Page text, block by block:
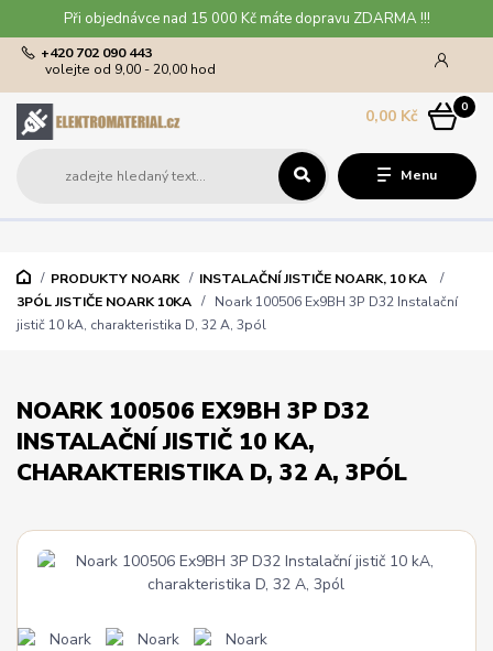
Při objednávce nad 15 000 Kč máte dopravu ZDARMA !!!
Menu
+420 702 090 443
volejte od 9,00 - 20,00 hod
0
0,00 Kč
PRODUKTY NOARK
INSTALAČNÍ JISTIČE NOARK, 10 KA
3PÓL JISTIČE NOARK 10KA
Noark 100506 Ex9BH 3P D32 Instalační
jistič 10 kA, charakteristika D, 32 A, 3pól
NOARK 100506 EX9BH 3P D32
INSTALAČNÍ JISTIČ 10 KA,
CHARAKTERISTIKA D, 32 A, 3PÓL